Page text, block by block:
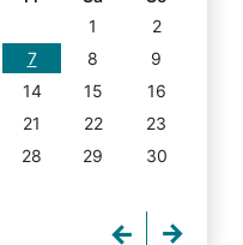
1
2
7 8
9
14 15
16
21 22
23
28 29
30